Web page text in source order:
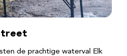
de prachtige waterval Elk